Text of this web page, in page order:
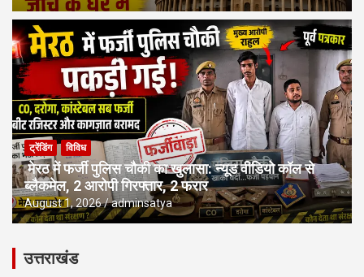
ट्रेंडिंग विविध
मेरठ में फर्जी पुलिस चौकी का खुलासा: न्यूड वीडियो कॉल से
ब्लैकमेल, 2 आरोपी गिरफ्तार, 2 फरार
August 1, 2026 adminsatya
उत्तराखंड